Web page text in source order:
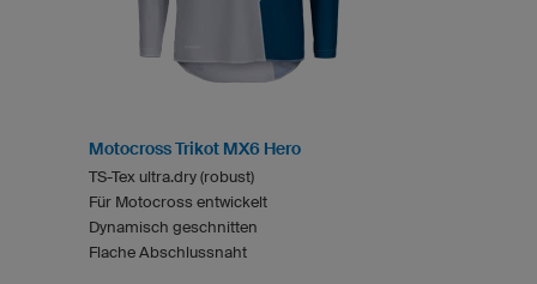
Motocross Trikot MX6 Hero
TS-Tex ultra.dry (robust)
Für Motocross entwickelt
Dynamisch geschnitten
Flache Abschlussnaht